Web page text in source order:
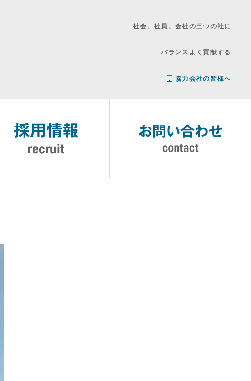
社会、社員、会社の三つの社に
バランスよく貢献する
協力会社の皆様へ